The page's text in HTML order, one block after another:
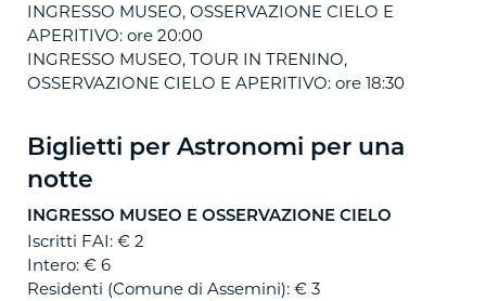
INGRESSO MUSEO, OSSERVAZIONE CIELO E
APERITIVO: ore 20:00
INGRESSO MUSEO, TOUR IN TRENINO,
OSSERVAZIONE CIELO E APERITIVO: ore 18:30
Biglietti per Astronomi per una
notte
INGRESSO MUSEO E OSSERVAZIONE CIELO
Iscritti FAI: € 2
Intero: € 6
Residenti (Comune di Assemini): € 3